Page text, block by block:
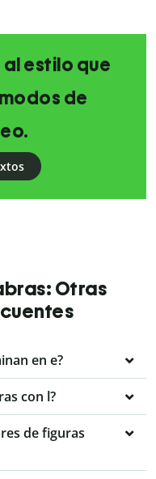
estilo que
de
Otras
en e?
con l?
de figuras